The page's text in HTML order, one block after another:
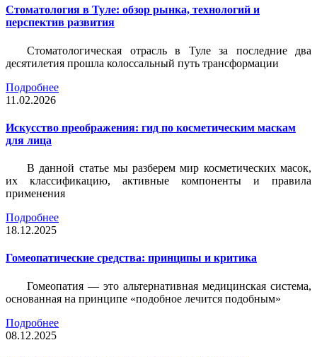
Стоматология в Туле: обзор рынка, технологий и
перспектив развития
Стоматологическая отрасль в Туле за последние два
десятилетия прошла колоссальный путь трансформации
Подробнее
11.02.2026
Искусство преображения: гид по косметическим маскам
для лица
В данной статье мы разберем мир косметических масок,
их классификацию, активные компоненты и правила
применения
Подробнее
18.12.2025
Гомеопатические средства: принципы и критика
Гомеопатия — это альтернативная медицинская система,
основанная на принципе «подобное лечится подобным»
Подробнее
08.12.2025